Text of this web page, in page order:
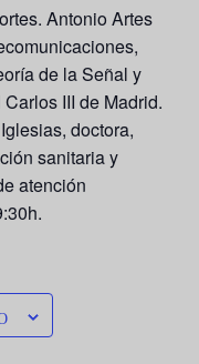
Antonio Artes
de la Señal y
III de Madrid.
doctora,
sanitaria y
atención